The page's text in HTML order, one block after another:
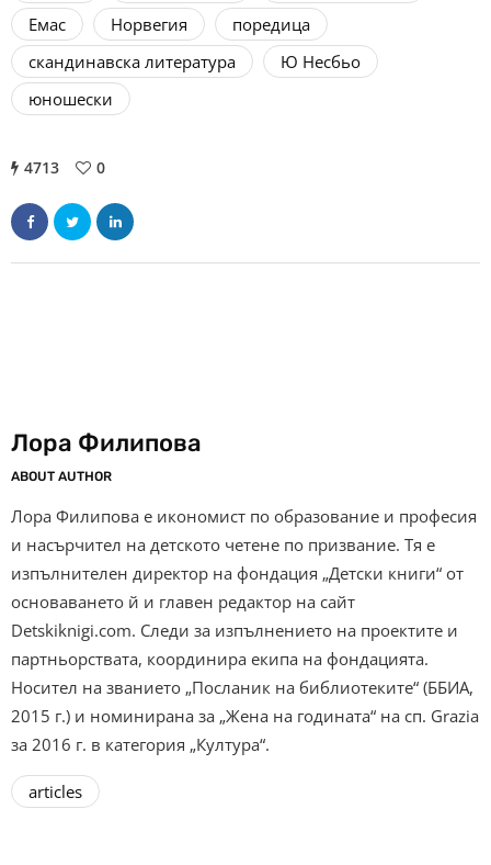
Емас
Норвегия
поредица
скандинавска литература
Ю Несбьо
юношески
4713 0
Лора Филипова
ABOUT AUTHOR
Лора Филипова е икономист по образование и професия
и насърчител на детското четене по призвание. Тя е
изпълнителен директор на фондация „Детски книги“ от
основаването й и главен редактор на сайт
Detskiknigi.com. Следи за изпълнението на проектите и
партньорствата, координира екипа на фондацията.
Носител на званието „Посланик на библиотеките“ (ББИА,
2015 г.) и номинирана за „Жена на годината“ на сп. Grazia
за 2016 г. в категория „Култура“.
articles